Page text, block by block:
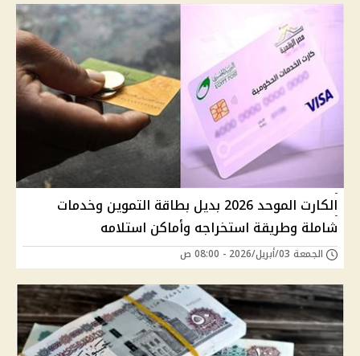
الكارت الموحد 2026 بديل بطاقة التموين وخدمات
شاملة وطريقة استخراجه وأماكن استلامه
الجمعة 03/أبريل/2026 - 08:00 ص